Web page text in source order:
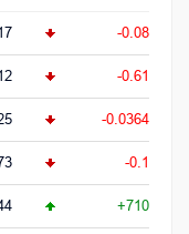
-0.08
-0.61
-0.0364
-0.1
+710